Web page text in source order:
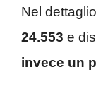
Nel
24.553 e
invece un